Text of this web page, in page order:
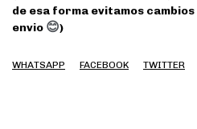
de esa forma evitamos
envio 😊)
WHATSAPP FACEBOOK TWITTER